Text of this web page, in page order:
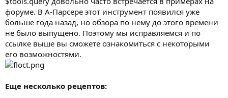
форуме. В А-Парсере этот инструмент появился уже
больше года назад, но обзора по нему до этого времени
не было выпущено. Поэтому мы исправляемся и по
ссылке выше вы сможете ознакомиться с некоторыми
его возможностями.
Еще несколько рецептов: